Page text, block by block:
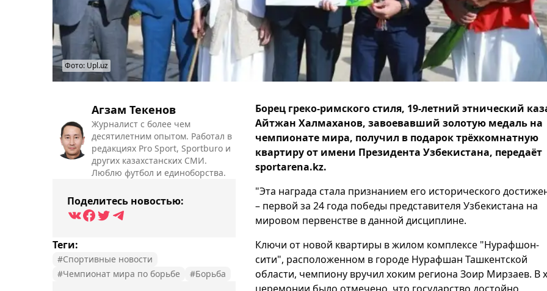
Фото: Upl.uz
Агзам Текенов
Журналист с более чем
десятилетним опытом. Работал в
редакциях Pro Sport, Sportburo и
других казахстанских СМИ.
Люблю футбол и единоборства.
Поделитесь новостью:
Теги:
#Спортивные новости
#Чемпионат мира по борьбе
#Борьба
Борец греко-римского стиля, 19-летний этнический
Айтжан Халмаханов, завоевавший золотую медаль на
чемпионате мира, получил в подарок трёхкомнатную
квартиру от имени Президента Узбекистана, передаёт
sportarena.kz.
"Эта награда стала признанием его исторического
– первой за 24 года победы представителя Узбекистана на
мировом первенстве в данной дисциплине.
Ключи от новой квартиры в жилом комплексе "Нурафшон-
сити", расположенном в городе Нурафшан Ташкентской
области, чемпиону вручил хоким региона Зоир Мирзаев. В
церемонии было отмечено, что государство достойно